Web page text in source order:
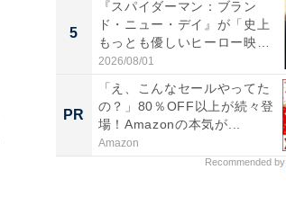
5
『スパイダーマン：ブラン
ド・ニュー・デイ』が「史上
もっとも優しいヒーロー映
画」に...
2026/08/01
PR
「え、こんなセールやってた
の？」80％OFF以上が続々登
場！Amazonの本気が...
Amazon
Recommended by